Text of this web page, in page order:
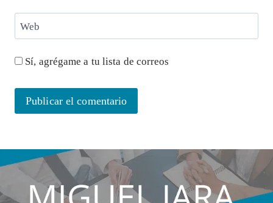
Web
Sí, agrégame a tu lista de correos